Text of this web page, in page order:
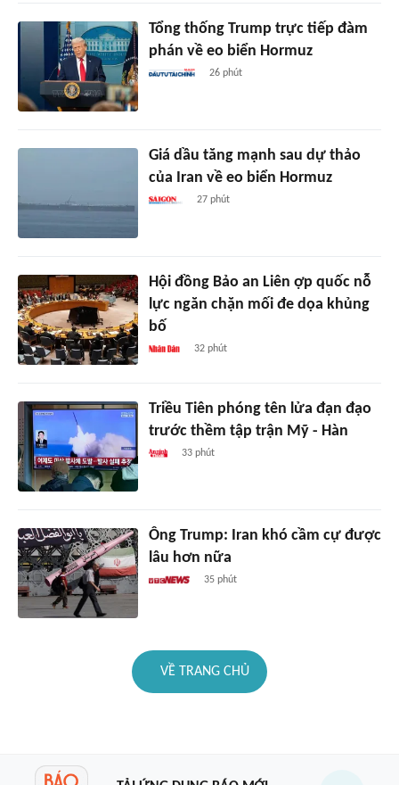
Tổng thống Trump trực tiếp đàm
phán về eo biển Hormuz
26 phút
Giá dầu tăng mạnh sau dự thảo
của Iran về eo biển Hormuz
27 phút
Hội đồng Bảo an Liên ợp quốc nỗ
lực ngăn chặn mối đe dọa khủng
bố
32 phút
Triều Tiên phóng tên lửa đạn đạo
trước thềm tập trận Mỹ - Hàn
33 phút
Ông Trump: Iran khó cầm cự được
lâu hơn nữa
35 phút
VỀ TRANG CHỦ